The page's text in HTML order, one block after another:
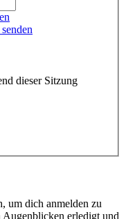
dieser Sitzung
um dich anmelden zu
erledigt und